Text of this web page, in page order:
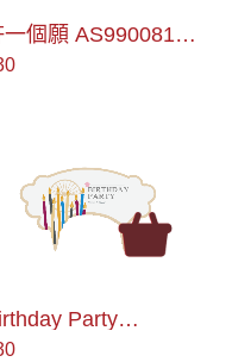
一個願 AS990081
插牌
Party
蛋糕插牌